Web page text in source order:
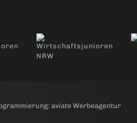
aviate Werbeagentur